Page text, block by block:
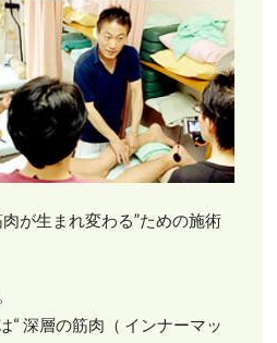
が生まれ変わる”ための施術
深層の筋肉（ インナーマッ